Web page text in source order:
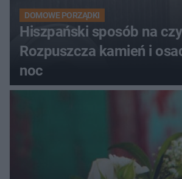
DOMOWE PORZĄDKI
Hiszpański sposób na
Rozpuszcza kamień i
noc